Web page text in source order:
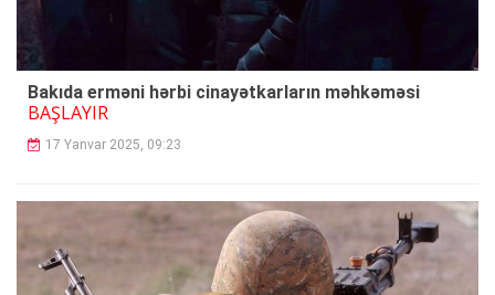
Bakıda erməni hərbi cinayətkarların məhkəməsi
BAŞLAYIR
17 Yanvar 2025, 09:23